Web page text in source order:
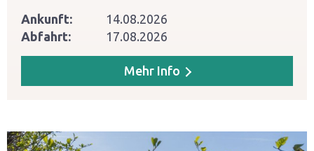
Ankunft:
14.08.2026
Abfahrt:
17.08.2026
Mehr Info